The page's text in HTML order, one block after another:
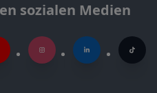
sozialen Medien